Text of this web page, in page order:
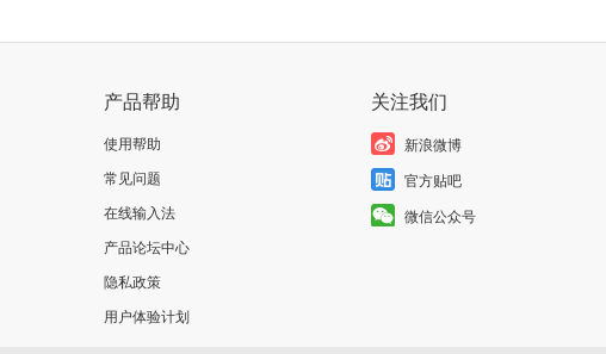
产品帮助
使用帮助
常见问题
在线输入法
产品论坛中心
隐私政策
用户体验计划
关注我们
新浪微博
官方贴吧
微信公众号